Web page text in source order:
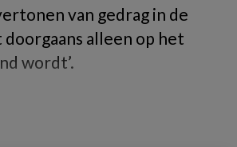
van gedrag in de
alleen op het
wordt’.